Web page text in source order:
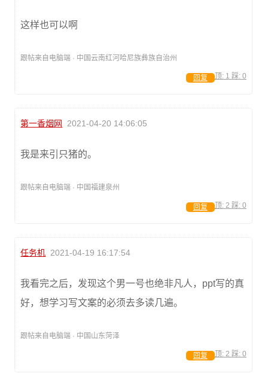
这样也可以啊
跟帖来自电脑端 · 中国云南红河哈尼族彝族自治州
顶: 1 踩: 0
回复
第一香烟网 2021-04-20 14:06:05
我是来引只猪的。
跟帖来自电脑端 · 中国福建泉州
顶: 2 踩: 0
回复
任务机 2021-04-19 16:17:54
我看完之后，发现这个男一号也绝非凡人，ppt写的真
好，想学习写文案的必须去多读几遍。
跟帖来自电脑端 · 中国山东菏泽
顶: 2 踩: 0
回复